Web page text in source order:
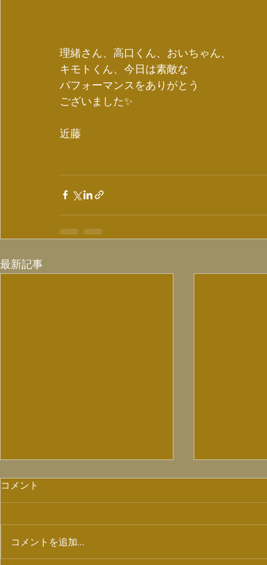
理緒さん、高口くん、おいちゃん、
キモトくん、今日は素敵な
パフォーマンスをありがとう
ございました✨
近藤
最新記事
【7/4ラジオ出演情報】
コメント
コメントを追加…